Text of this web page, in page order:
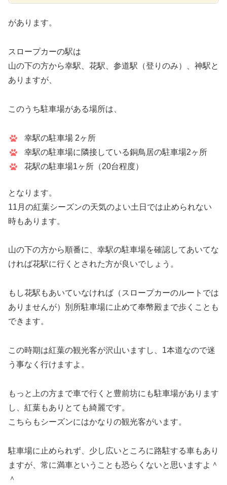
があります。
スロープカーの駅は
山の下の方から幸駅、花駅、参道駅（登りのみ）、神駅と
ありますが、
このうち駐車場がある場所は、
幸駅の駐車場 2ヶ所
幸駅の駐車場に隣接している銅鳥居の駐車場2ヶ所
花駅の駐車場1ヶ所（20台程度）
となります。
11月の紅葉シーズンの天気のよい土日では止められない
時もあります。
山の下の方から順番に、幸駅の駐車場を確認してあいてな
ければ花駅に行くとされた方が良いでしょう。
もし花駅もあいていなければ（スロープカーのルートでは
ありませんが）別所駐車場に止めて奉幣殿まで歩くことも
できます。
この時期は紅葉の観光客が沢山いますし、1本道なので迷
う事なく行けますよ。
もっと上の方まで車で行くと豊前坊にも駐車場があります
し、紅葉もありとても綺麗です。
こちらもシーズンにはかなりの観光客がいます。
駐車場に止められず、少し広いところに路駐する車もあり
ますが、常に満車ということも恐らくないと思いますよ＾
＾